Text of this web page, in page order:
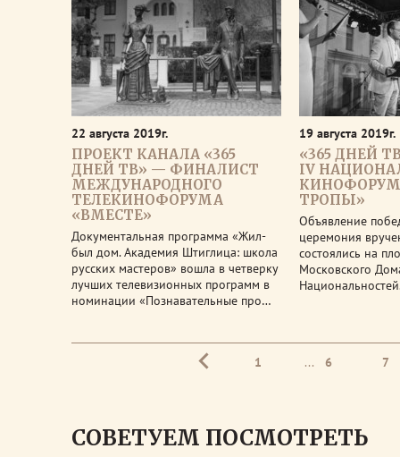
22 августа 2019г.
ПРОЕКТ КАНАЛА «365
ДНЕЙ ТВ» — ФИНАЛИСТ
МЕЖДУНАРОДНОГО
ТЕЛЕКИНОФОРУМА
«ВМЕСТЕ»
Документальная программа «Жил-
был дом. Академия Штиглица: школа
русских мастеров» вошла в четверку
лучших телевизионных программ в
номинации «Познавательные про…
19 августа 2019г.
«365 ДНЕЙ
IV
ТРОПЫ»
Объявление
церемония
состоялись на
Московского
1 ... 6 7
СОВЕТУЕМ ПОСМОТРЕТЬ